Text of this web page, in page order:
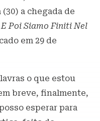
a chegada de
E Poi Siamo Finiti Nel
em 29 de
o que estou
breve, finalmente,
esperar para